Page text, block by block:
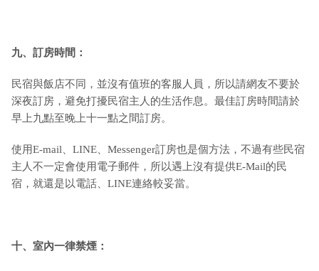
九、訂房時間：
民宿與飯店不同，並沒有值班的客服人員，所以請網友不要於
深夜訂房，避免打擾民宿主人的生活作息。最佳訂房時間請於
早上九點至晚上十一點之間訂房。
使用E-mail、LINE、Messenger訂房也是個方法，不過有些民宿
主人不一定會使用電子郵件，所以遇上沒有提供E-Mail的民
宿，就還是以電話、LINE連絡較妥當。
十、室內一律禁煙：